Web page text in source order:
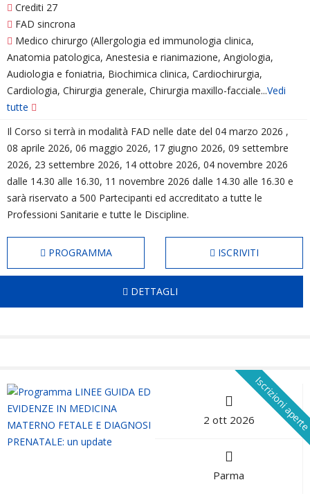
Crediti 27
FAD sincrona
Medico chirurgo (Allergologia ed immunologia clinica,
Anatomia patologica, Anestesia e rianimazione, Angiologia,
Audiologia e foniatria, Biochimica clinica, Cardiochirurgia,
Cardiologia, Chirurgia generale, Chirurgia maxillo-facciale...Vedi
tutte
Il Corso si terrà in modalità FAD nelle date del 04 marzo 2026 ,
08 aprile 2026, 06 maggio 2026, 17 giugno 2026, 09 settembre
2026, 23 settembre 2026, 14 ottobre 2026, 04 novembre 2026
dalle 14.30 alle 16.30, 11 novembre 2026 dalle 14.30 alle 16.30 e
sarà riservato a 500 Partecipanti ed accreditato a tutte le
Professioni Sanitarie e tutte le Discipline.
PROGRAMMA ISCRIVITI
DETTAGLI
Iscrizioni
2 ott 2026
Parma